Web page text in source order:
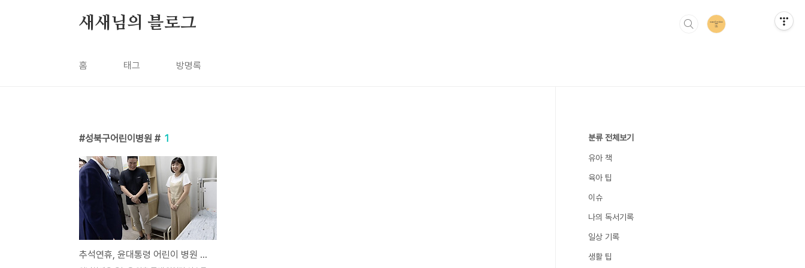
새새님의 블로그
홈 태그 방명록
성북구어린이병원 # 1
추석연휴, 윤대통령 어린이 병원 방문(우리아이들병원)
분류 전체보기
유아 책
육아 팁
이슈
나의 독서기록
일상 기록
생활 팁